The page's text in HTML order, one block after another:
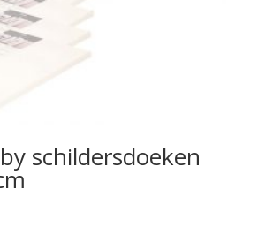
schildersdoeken